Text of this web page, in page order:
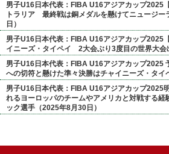
男子U16日本代表：FIBA U16アジアカップ2025
トラリア 最終戦は銅メダルを懸けてニュージー
日）
男子U16日本代表：FIBA U16アジアカップ2025
イニーズ・タイペイ 2大会ぶり3度目の世界大会
男子U16日本代表：FIBA U16アジアカップ2025
への切符と懸けた準々決勝はチャイニーズ・タイ
男子U16日本代表：FIBA U16アジアカップ2025
れるヨーロッパのチームやアメリカと対戦する経
ック選手（2025年8月30日）